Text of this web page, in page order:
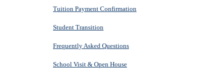
Tuition Payment Confirmation
Student Transition
Frequently Asked Questions
School Visit & Open House